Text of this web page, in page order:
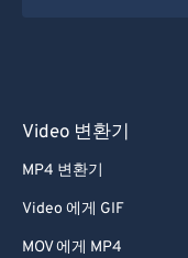
Video 변환기
MP4 변환기
Video 에게 GIF
MOV 에게 MP4